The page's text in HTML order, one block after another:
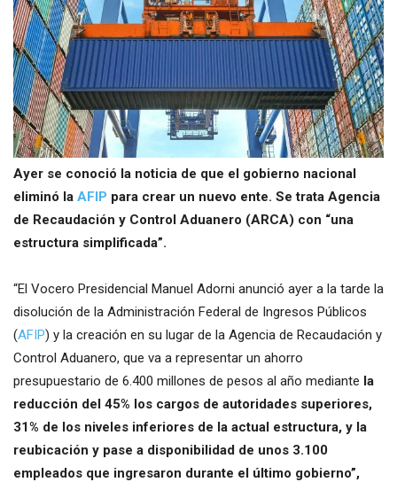
Ayer se conoció la noticia de que el gobierno nacional
eliminó la AFIP para crear un nuevo ente. Se trata Agencia
de Recaudación y Control Aduanero (ARCA) con “una
estructura simplificada”.
“El Vocero Presidencial Manuel Adorni anunció ayer a la tarde la
disolución de la Administración Federal de Ingresos Públicos
(AFIP) y la creación en su lugar de la Agencia de Recaudación y
Control Aduanero, que va a representar un ahorro
presupuestario de 6.400 millones de pesos al año mediante la
reducción del 45% los cargos de autoridades superiores,
31% de los niveles inferiores de la actual estructura, y la
reubicación y pase a disponibilidad de unos 3.100
empleados que ingresaron durante el último gobierno”,